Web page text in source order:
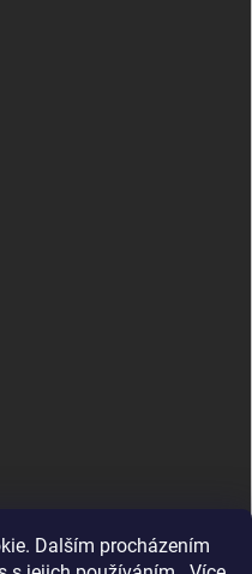
Dalším procházením